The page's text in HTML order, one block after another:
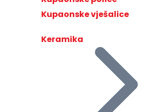
Kupaonske vješalice
Keramika